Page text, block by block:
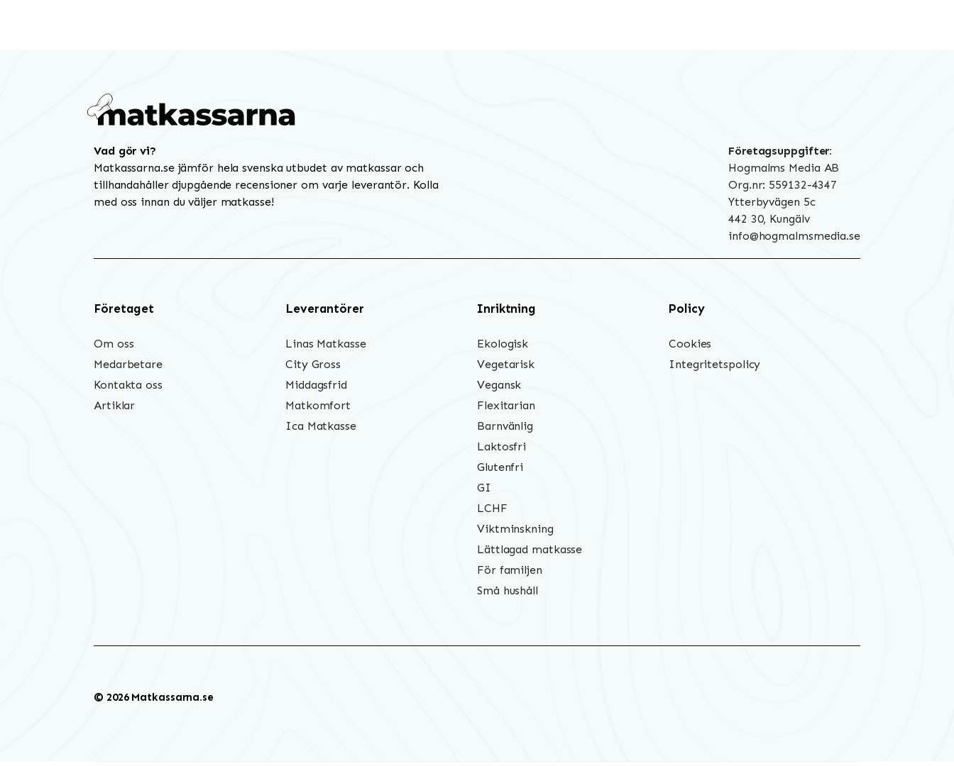
Vad gör vi?
Matkassarna.se jämför hela svenska utbudet av matkassar och
tillhandahåller djupgående recensioner om varje leverantör. Kolla
med oss innan du väljer matkasse!
Företagsuppgifter:
Hogmalms Media AB
Org.nr: 559132-4347
Ytterbyvägen 5c
442 30, Kungälv
info@hogmalmsmedia.se
Företaget
Om oss
Medarbetare
Kontakta oss
Artiklar
Leverantörer
Linas Matkasse
City Gross
Middagsfrid
Matkomfort
Ica Matkasse
Inriktning
Ekologisk
Vegetarisk
Vegansk
Flexitarian
Barnvänlig
Laktosfri
Glutenfri
GI
LCHF
Viktminskning
Lättlagad matkasse
För familjen
Små hushåll
Policy
Cookies
Integritetspolicy
© 2026 Matkassarna.se